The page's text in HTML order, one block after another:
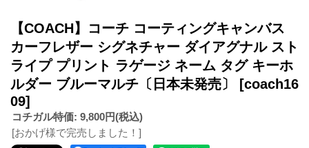
【COACH】コーチ コーティングキャンバス
カーフレザー シグネチャー ダイアグナル スト
ライプ プリント ラゲージ ネーム タグ キーホ
ルダー ブルーマルチ〔日本未発売〕 [coach16
09]
コチガル特価: 9,800円(税込)
[おかげ様で完売しました！]